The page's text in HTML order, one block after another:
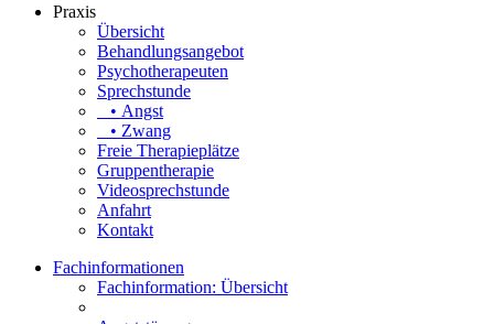
Praxis
Übersicht
Behandlungsangebot
Psychotherapeuten
Sprechstunde
• Angst
• Zwang
Freie Therapieplätze
Gruppentherapie
Videosprechstunde
Anfahrt
Kontakt
Fachinformationen
Fachinformation: Übersicht